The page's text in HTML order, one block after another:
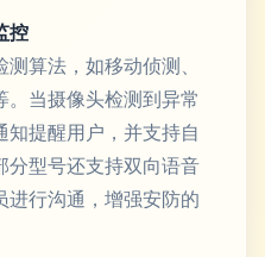
控
算法，如移动侦测、
。当摄像头检测到异常
提醒用户，并支持自
分型号还支持双向语音
进行沟通，增强安防的